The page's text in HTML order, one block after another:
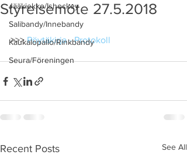
Jääkiekko/Ishockey
Salibandy/Innebandy
Kaukalopallo/Rinkbandy
Seura/Föreningen
Styrelsemöte 27.5.2018
>>> Pöytäkirja - Protokoll
Recent Posts See All